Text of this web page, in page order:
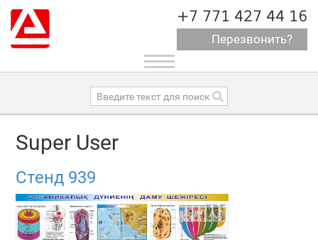
+7 771 427 44 16
Перезвонить?
Toggle
navigation
Super User
Стенд 939